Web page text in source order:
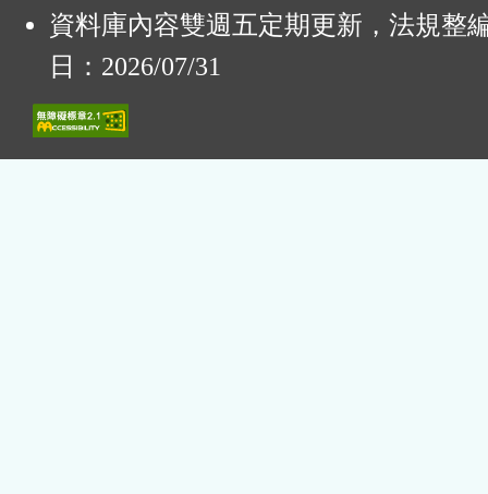
資料庫內容雙週五定期更新，法規整
日：2026/07/31